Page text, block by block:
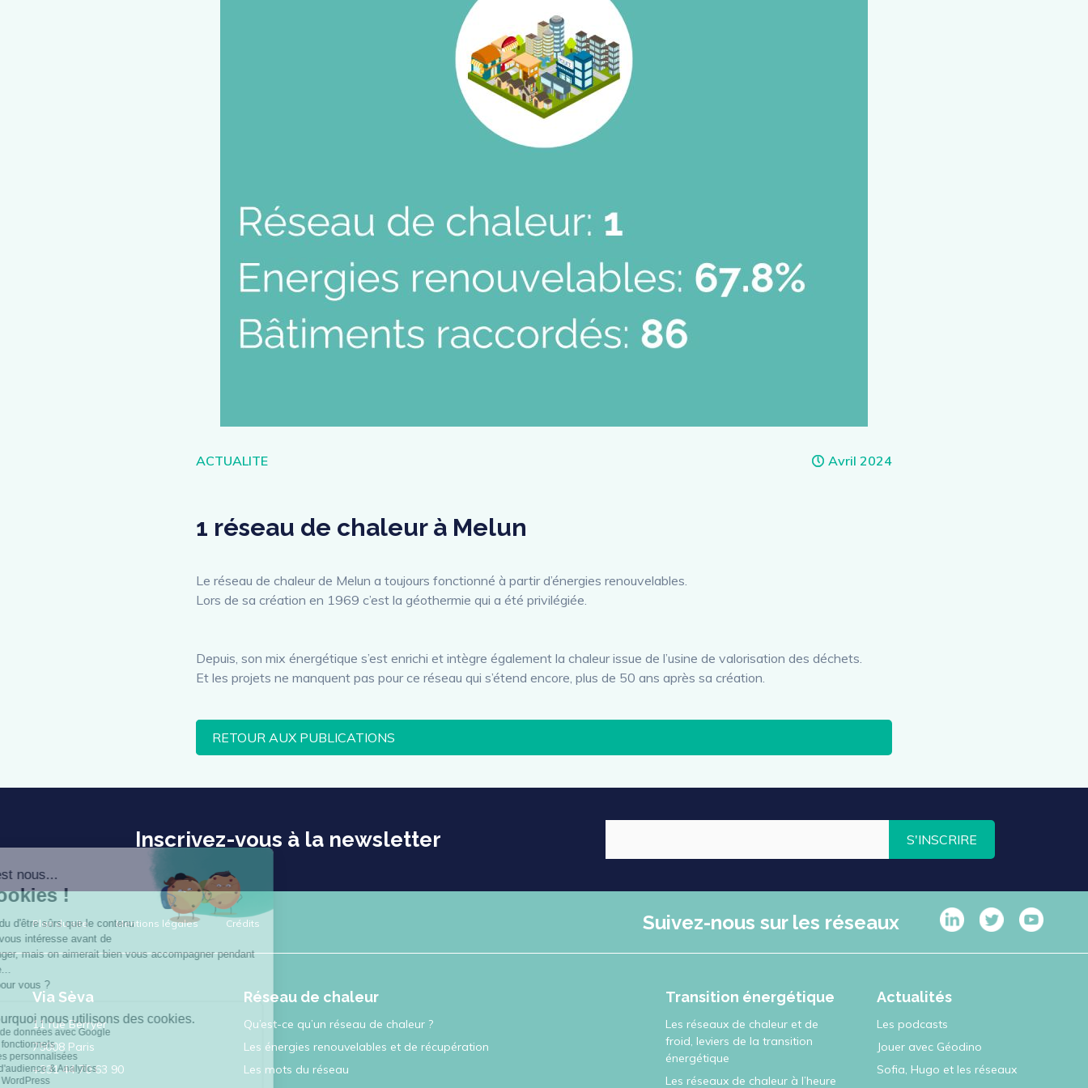
Catégories
ACTUALITE Avril 2024
1 réseau de chaleur à Melun
Le réseau de chaleur de Melun a toujours fonctionné à partir d’énergies renouvelables.
Lors de sa création en 1969 c’est la géothermie qui a été privilégiée.
Depuis, son mix énergétique s’est enrichi et intègre également la chaleur issue de l’usine de valorisation des déchets.
Et les projets ne manquent pas pour ce réseau qui s’étend encore, plus de 50 ans après sa création.
RETOUR AUX PUBLICATIONS
Inscrivez-vous à la newsletter S'INSCRIRE
Plan du site Mentions légales Crédits Suivez-nous sur les réseaux
Via Sèva
11 rue Berryer
75008 Paris
+331 44 70 63 90
Réseau de chaleur
Qu’est-ce qu’un réseau de chaleur ?
Les énergies renouvelables et de récupération
Les mots du réseau
Transition énergétique
Les réseaux de chaleur et de
froid, leviers de la transition
énergétique
Les réseaux de chaleur à l’heure
Actualités
Les podcasts
Jouer avec Géodino
Sofia, Hugo et les réseaux